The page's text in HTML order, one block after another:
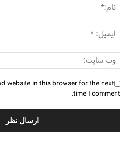
website in this browser for the next
time I comment.